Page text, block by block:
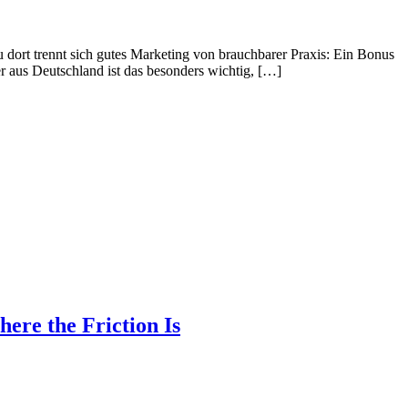
trennt sich gutes Marketing von brauchbarer Praxis: Ein Bonus
aus Deutschland ist das besonders wichtig, […]
the Friction Is